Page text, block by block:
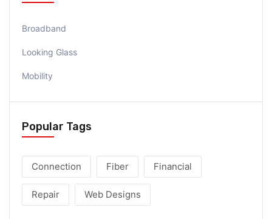
Broadband
Looking Glass
Mobility
Popular Tags
Connection Fiber Financial
Repair Web Designs